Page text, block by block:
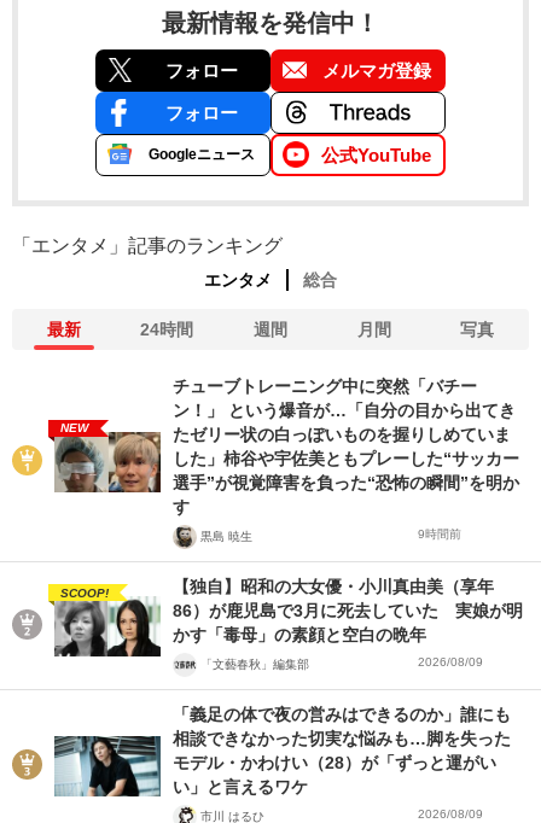
最新情報を発信中！
フォロー メルマガ登録
フォロー
Googleニュース 公式YouTube
「エンタメ」記事のランキング
エンタメ 総合
最新 24時間 週間 月間 写真
NEW
チューブトレーニング中に突然「バチー
ン！」 という爆音が…「自分の目から出てき
たゼリー状の白っぽいものを握りしめていま
した」柿谷や宇佐美ともプレーした“サッカー
選手”が視覚障害を負った“恐怖の瞬間”を明か
す
黒島 暁生 9時間前
SCOOP!
【独自】昭和の大女優・小川真由美（享年
86）が鹿児島で3月に死去していた 実娘が明
かす「毒母」の素顔と空白の晩年
「文藝春秋」編集部 2026/08/09
「義足の体で夜の営みはできるのか」誰にも
相談できなかった切実な悩みも…脚を失った
モデル・かわけい（28）が「ずっと運がい
い」と言えるワケ
市川 はるひ 2026/08/09